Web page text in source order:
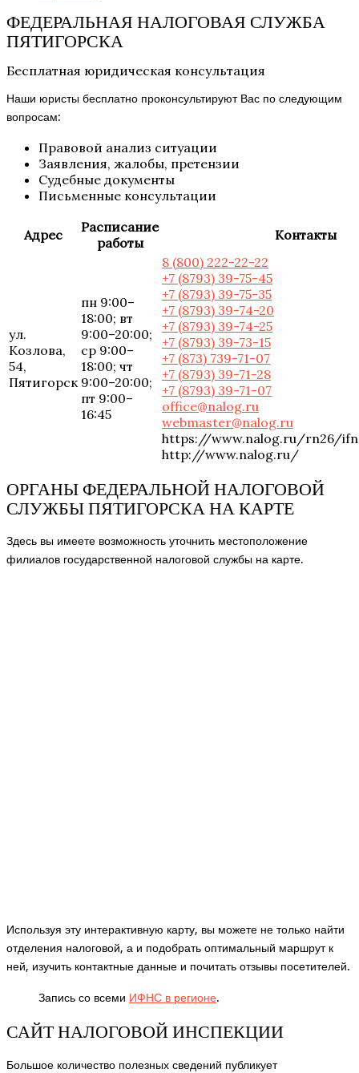
ФЕДЕРАЛЬНАЯ НАЛОГОВАЯ СЛУЖБА
ПЯТИГОРСКА
Бесплатная юридическая консультация
Наши юристы бесплатно проконсультируют Вас по следующим
вопросам:
Правовой анализ ситуации
Заявления, жалобы, претензии
Судебные документы
Письменные консультации
Адрес
Расписание
работы
Контакты
ул.
Козлова,
54,
Пятигорск
пн 9:00–
18:00; вт
9:00–20:00;
ср 9:00–
18:00; чт
9:00–20:00;
пт 9:00–
16:45
8 (800) 222-22-22
+7 (8793) 39-75-45
+7 (8793) 39-75-35
+7 (8793) 39-74-20
+7 (8793) 39-74-25
+7 (8793) 39-73-15
+7 (873) 739-71-07
+7 (8793) 39-71-28
+7 (8793) 39-71-07
office@nalog.ru
webmaster@nalog.ru
https://www.nalog.ru/rn26/
http://www.nalog.ru/
ОРГАНЫ ФЕДЕРАЛЬНОЙ НАЛОГОВОЙ
СЛУЖБЫ ПЯТИГОРСКА НА КАРТЕ
Здесь вы имеете возможность уточнить местоположение
филиалов государственной налоговой службы на карте.
Используя эту интерактивную карту, вы можете не только найти
отделения налоговой, а и подобрать оптимальный маршрут к
ней, изучить контактные данные и почитать отзывы посетителей.
Запись со всеми ИФНС в регионе.
САЙТ НАЛОГОВОЙ ИНСПЕКЦИИ
Большое количество полезных сведений публикует